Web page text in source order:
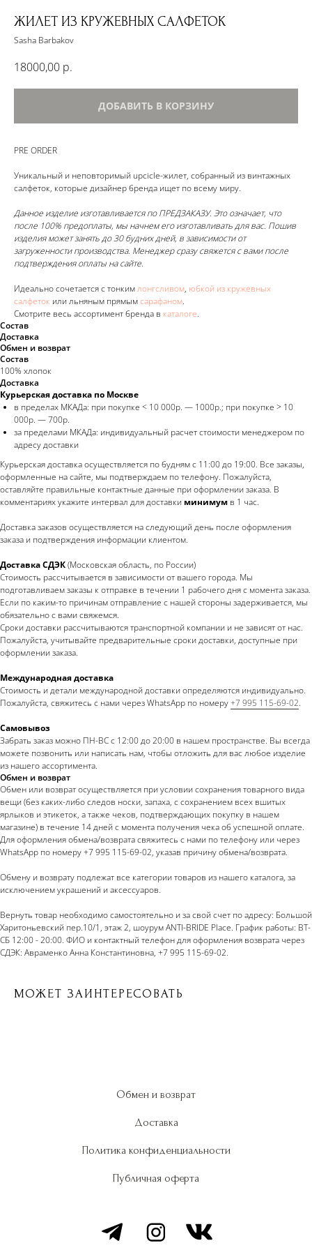
ЖИЛЕТ ИЗ КРУЖЕВНЫХ САЛФЕТОК
Sasha Barbakov
18000,00 р.
ДОБАВИТЬ В КОРЗИНУ
PRE ORDER
Уникальный и неповторимый upcicle-жилет, собранный из винтажных
салфеток, которые дизайнер бренда ищет по всему миру.
Данное изделие изготавливается по ПРЕДЗАКАЗУ. Это означает, что
после 100% предоплаты, мы начнем его изготавливать для вас. Пошив
изделия может занять до 30 будних дней, в зависимости от
загруженности производства. Менеджер сразу свяжется с вами после
подтверждения оплаты на сайте.
Идеально сочетается с тонкимлонгсливом, юбкой из кружевных
салфеток или льняным прямымсарафаном.
Смотрите весь ассортимент бренда в каталоге.
Состав
Доставка
Обмен и возврат
Состав
100% хлопок
Доставка
Курьерская доставка по Москве
в пределах МКАДа: при покупке < 10 000р. — 1000р.; при покупке > 10
000р. — 700р.
за пределами МКАДа: индивидуальный расчет стоимости менеджером по
адресу доставки
Курьерская доставка осуществляется по будням с 11:00 до 19:00. Все заказы,
оформленные на сайте, мы подтверждаем по телефону. Пожалуйста,
оставляйте правильные контактные данные при оформлении заказа. В
комментариях укажите интервал для доставки минимум в 1 час.
Доставка заказов осуществляется на следующий день после оформления
заказа и подтверждения информации клиентом.
Доставка СДЭК(Московская область, по России)
Стоимость рассчитывается в зависимости от вашего города. Мы
подготавливаем заказы к отправке в течении 1 рабочего дня с момента заказа.
Если по каким-то причинам отправление с нашей стороны задерживается, мы
обязательно с вами свяжемся.
Сроки доставки рассчитываются транспортной компании и не зависят от нас.
Пожалуйста, учитывайте предварительные сроки доставки, доступные при
оформлении заказа.
Международная доставка
Стоимость и детали международной доставки определяются индивидуально.
Пожалуйста, свяжитесь с нами через WhatsApp по номеру+7 995 115-69-02.
Самовывоз
Забрать заказ можно ПН-ВС с 12:00 до 20:00 в нашем пространстве. Вы всегда
можете позвонить или написать нам, чтобы отложить для вас любое изделие
из нашего ассортимента.
Обмен и возврат
Обмен или возврат осуществляется при условии сохранения товарного вида
вещи (без каких-либо следов носки, запаха, с сохранением всех вшитых
ярлыков и этикеток, а также чеков, подтверждающих покупку в нашем
магазине) в течение 14 дней с момента получения чека об успешной оплате.
Для оформления обмена/возврата свяжитесь с нами по телефону или через
WhatsApp по номеру +7 995 115-69-02, указав причину обмена/возврата.
Обмену и возврату подлежат все категории товаров из нашего каталога, за
исключением украшений и аксессуаров.
Вернуть товар необходимо самостоятельно и за свой счет по адресу: Большой
Харитоньевский пер.10/1, этаж 2, шоурум ANTI-BRIDE Place. График работы: ВТ-
СБ 12:00 - 20:00. ФИО и контактный телефон для оформления возврата через
СДЭК: Авраменко Анна Константиновна, +7 995 115-69-02.
МОЖЕТ ЗАИНТЕРЕСОВАТЬ
Обмен и возврат
Доставка
Политика конфиденциальности
Публичная оферта